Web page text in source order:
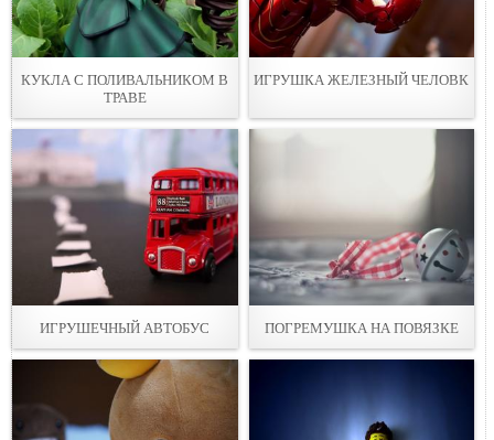
КУКЛА С ПОЛИВАЛЬНИКОМ В
ТРАВЕ
ИГРУШКА ЖЕЛЕЗНЫЙ ЧЕЛОВК
ИГРУШЕЧНЫЙ АВТОБУС ПОГРЕМУШКА НА ПОВЯЗКЕ